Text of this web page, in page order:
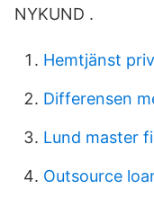
NYKUND .
Hemtjänst
Differensen
Lund master
Outsource